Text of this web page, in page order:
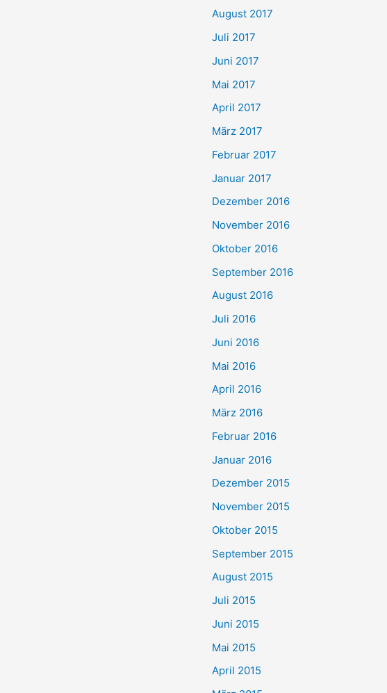
August 2017
Juli 2017
Juni 2017
Mai 2017
April 2017
März 2017
Februar 2017
Januar 2017
Dezember 2016
November 2016
Oktober 2016
September 2016
August 2016
Juli 2016
Juni 2016
Mai 2016
April 2016
März 2016
Februar 2016
Januar 2016
Dezember 2015
November 2015
Oktober 2015
September 2015
August 2015
Juli 2015
Juni 2015
Mai 2015
April 2015